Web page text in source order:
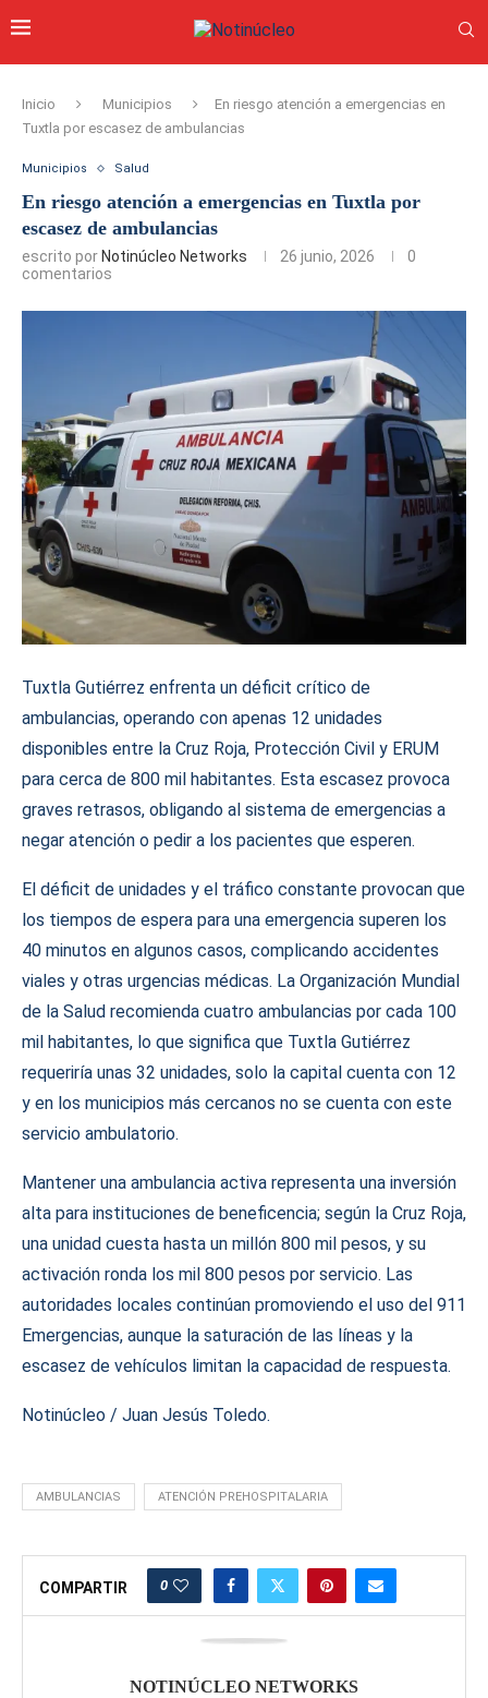
Inicio Municipios
En riesgo atención a emergencias en
Tuxtla por escasez de ambulancias
Municipios Salud
En riesgo atención a emergencias en Tuxtla por
escasez de ambulancias
escrito por Notinúcleo Networks 26 junio, 2026
0
comentarios
Tuxtla Gutiérrez enfrenta un déficit crítico de
ambulancias, operando con apenas 12 unidades
disponibles entre la Cruz Roja, Protección Civil y ERUM
para cerca de 800 mil habitantes. Esta escasez provoca
graves retrasos, obligando al sistema de emergencias a
negar atención o pedir a los pacientes que esperen.
El déficit de unidades y el tráfico constante provocan que
los tiempos de espera para una emergencia superen los
40 minutos en algunos casos, complicando accidentes
viales y otras urgencias médicas. La Organización Mundial
de la Salud recomienda cuatro ambulancias por cada 100
mil habitantes, lo que significa que Tuxtla Gutiérrez
requeriría unas 32 unidades, solo la capital cuenta con 12
y en los municipios más cercanos no se cuenta con este
servicio ambulatorio.
Mantener una ambulancia activa representa una inversión
alta para instituciones de beneficencia; según la Cruz Roja,
una unidad cuesta hasta un millón 800 mil pesos, y su
activación ronda los mil 800 pesos por servicio. Las
autoridades locales continúan promoviendo el uso del 911
Emergencias, aunque la saturación de las líneas y la
escasez de vehículos limitan la capacidad de respuesta.
Notinúcleo / Juan Jesús Toledo.
AMBULANCIAS ATENCIÓN PREHOSPITALARIA
COMPARTIR 0
NOTINÚCLEO NETWORKS